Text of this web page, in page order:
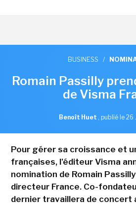
BUSINESS /
Romain Passilly
de Visma
Benoît Huet , publié le 26
Pour gérer sa croissance et
françaises, l'éditeur Visma
nomination de Romain
directeur France. Co-
dernier travaillera de concert